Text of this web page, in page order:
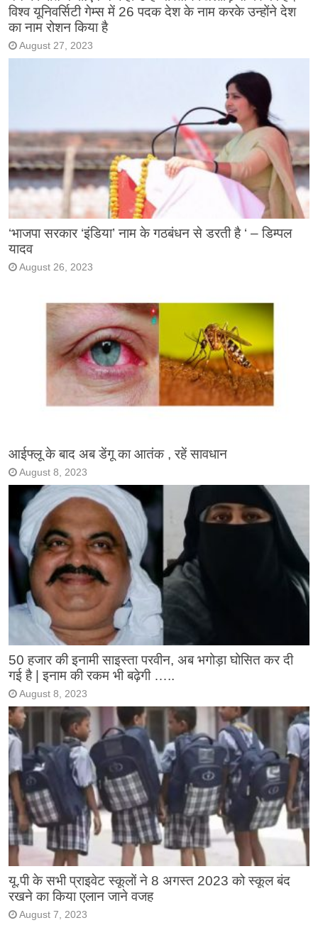
विश्व यूनिवर्सिटी गेम्स में 26 पदक देश के नाम करके उन्होंने देश
का नाम रोशन किया है
August 27, 2023
‘भाजपा सरकार ‘इंडिया’ नाम के गठबंधन से डरती है ‘ – डिम्पल
यादव
August 26, 2023
आईफ्लू के बाद अब डेंगू का आतंक , रहें सावधान
August 8, 2023
50 हजार की इनामी साइस्ता परवीन, अब भगोड़ा घोसित कर दी
गई है | इनाम की रकम भी बढ़ेगी …..
August 8, 2023
यू.पी के सभी प्राइवेट स्कूलों ने 8 अगस्त 2023 को स्कूल बंद
रखने का किया एलान जाने वजह
August 7, 2023